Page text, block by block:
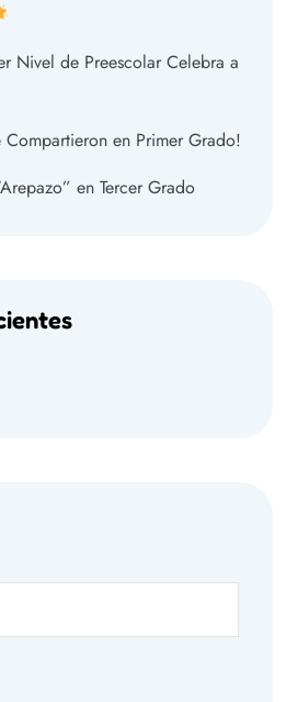
Nivel de Preescolar Celebra a
Compartieron en Primer Grado!
en Tercer Grado